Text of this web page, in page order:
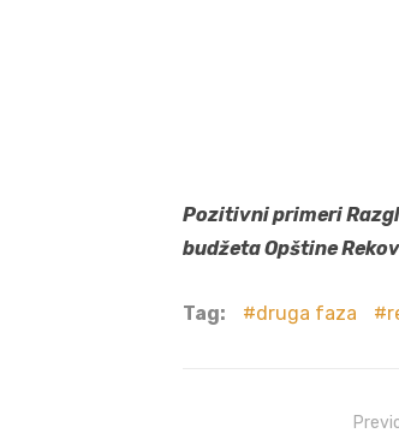
Pozitivni primeri
budžeta Opštine
Tag: druga faza